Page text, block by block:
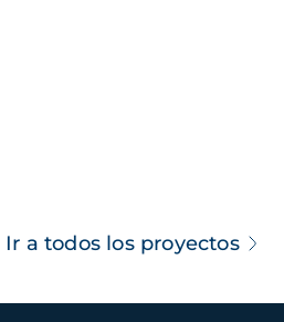
Ir a todos los proyectos